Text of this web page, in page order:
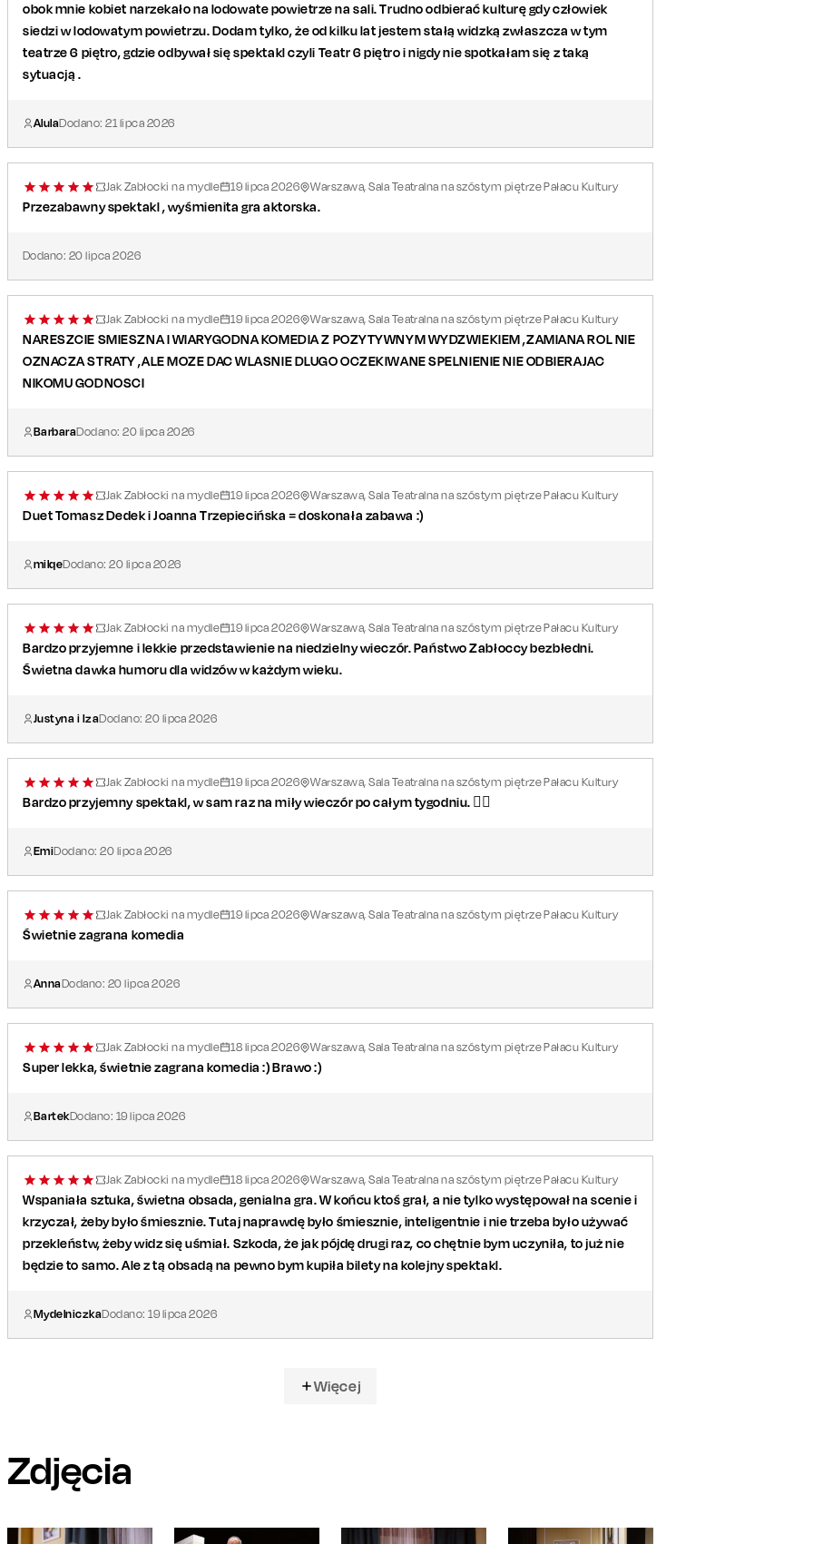
obok mnie kobiet narzekało na lodowate powietrze na sali. Trudno odbierać kulturę gdy człowiek
siedzi w lodowatym powietrzu. Dodam tylko, że od kilku lat jestem stałą widzką zwłaszcza w tym
teatrze 6 piętro, gdzie odbywał się spektakl czyli Teatr 6 piętro i nigdy nie spotkałam się z taką
sytuacją .
AlulaDodano:21lipca 2026
Jak Zabłocki na mydle 19 lipca 2026 Warszawa, Sala Teatralna na szóstym piętrze Pałacu Kultury
Przezabawny spektakl , wyśmienita gra aktorska.
Dodano: 20 lipca 2026
Jak Zabłocki na mydle 19 lipca 2026 Warszawa, Sala Teatralna na szóstym piętrze Pałacu Kultury
NARESZCIE SMIESZNA I WIARYGODNA KOMEDIA Z POZYTYWNYM WYDZWIEKIEM ,ZAMIANA ROL NIE
OZNACZA STRATY ,ALE MOZE DAC WLASNIE DLUGO OCZEKIWANE SPELNIENIE NIE ODBIERAJAC
NIKOMU GODNOSCI
BarbaraDodano:20 lipca 2026
Jak Zabłocki na mydle 19 lipca 2026 Warszawa, Sala Teatralna na szóstym piętrze Pałacu Kultury
Duet Tomasz Dedek i Joanna Trzepiecińska = doskonała zabawa :)
milqeDodano:20 lipca 2026
Jak Zabłocki na mydle 19 lipca 2026 Warszawa, Sala Teatralna na szóstym piętrze Pałacu Kultury
Bardzo przyjemne i lekkie przedstawienie na niedzielny wieczór. Państwo Zabłoccy bezbłedni.
Świetna dawka humoru dla widzów w każdym wieku.
Justyna i IzaDodano:20 lipca 2026
Jak Zabłocki na mydle 19 lipca 2026 Warszawa, Sala Teatralna na szóstym piętrze Pałacu Kultury
Bardzo przyjemny spektakl, w sam raz na miły wieczór po całym tygodniu. 👌🏻
EmiDodano:20 lipca 2026
Jak Zabłocki na mydle 19 lipca 2026 Warszawa, Sala Teatralna na szóstym piętrze Pałacu Kultury
Świetnie zagrana komedia
AnnaDodano: 20 lipca 2026
Jak Zabłocki na mydle 18 lipca 2026 Warszawa, Sala Teatralna na szóstym piętrze Pałacu Kultury
Super lekka, świetnie zagrana komedia :) Brawo :)
BartekDodano: 19 lipca 2026
Jak Zabłocki na mydle 18 lipca 2026 Warszawa, Sala Teatralna na szóstym piętrze Pałacu Kultury
Wspaniała sztuka, świetna obsada, genialna gra. W końcu ktoś grał, a nie tylko występował na scenie i
krzyczał, żeby było śmiesznie. Tutaj naprawdę było śmiesznie, inteligentnie i nie trzeba było używać
przekleństw, żeby widz się uśmiał. Szkoda, że jak pójdę drugi raz, co chętnie bym uczyniła, to już nie
będzie to samo. Ale z tą obsadą na pewno bym kupiła bilety na kolejny spektakl.
MydelniczkaDodano:19 lipca 2026
Więcej
Zdjęcia